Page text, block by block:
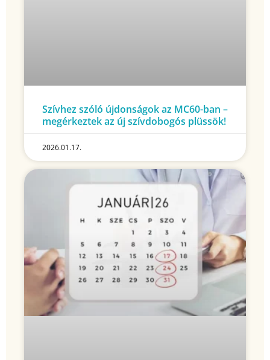
Szívhez szóló újdonságok az MC60-ban –
megérkeztek az új szívdobogós plüssök!
2026.01.17.